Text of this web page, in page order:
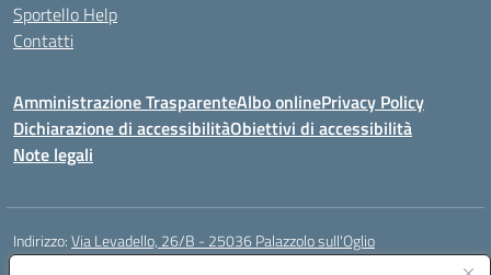
Sportello Help
Contatti
Amministrazione TrasparenteAlbo onlinePrivacy Policy
Dichiarazione di accessibilitàObiettivi di accessibilità
Note legali
Indirizzo:Via Levadello, 26/B - 25036 Palazzolo sull'Oglio
Centralino: